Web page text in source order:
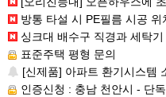
방통 타설 시 PE필름 시공 위
싱크대 배수구 직경과 세탁
표준주택 평형 문의
[신제품] 아파트 환기시스템 소음
인증신청 : 충남 천안시 - 단